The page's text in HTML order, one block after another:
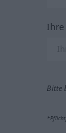
Ihre
Bitte